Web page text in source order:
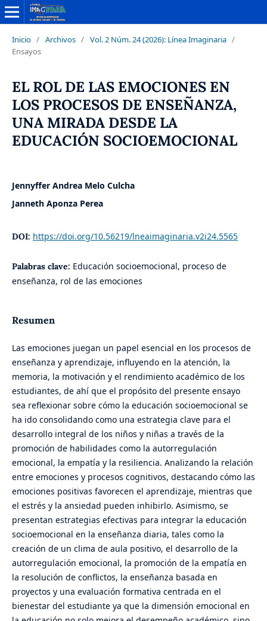
Inicio / Archivos / Vol. 2 Núm. 24 (2026): Línea Imaginaria /
Ensayos
EL ROL DE LAS EMOCIONES EN
LOS PROCESOS DE ENSEÑANZA,
UNA MIRADA DESDE LA
EDUCACIÓN SOCIOEMOCIONAL
Jennyffer Andrea Melo Culcha
Janneth Aponza Perea
DOI: https://doi.org/10.56219/lneaimaginaria.v2i24.5565
Palabras clave: Educación socioemocional, proceso de
enseñanza, rol de las emociones
Resumen
Las emociones juegan un papel esencial en los procesos de
enseñanza y aprendizaje, influyendo en la atención, la
memoria, la motivación y el rendimiento académico de los
estudiantes, de ahí que el propósito del presente ensayo
sea reflexionar sobre cómo la educación socioemocional se
ha ido consolidando como una estrategia clave para el
desarrollo integral de los niños y niñas a través de la
promoción de habilidades como la autorregulación
emocional, la empatía y la resiliencia. Analizando la relación
entre emociones y procesos cognitivos, destacando cómo las
emociones positivas favorecen el aprendizaje, mientras que
el estrés y la ansiedad pueden inhibirlo. Asimismo, se
presentan estrategias efectivas para integrar la educación
socioemocional en la enseñanza diaria, tales como la
creación de un clima de aula positivo, el desarrollo de la
autorregulación emocional, la promoción de la empatía en
la resolución de conflictos, la enseñanza basada en
proyectos y una evaluación formativa centrada en el
bienestar del estudiante ya que la dimensión emocional en